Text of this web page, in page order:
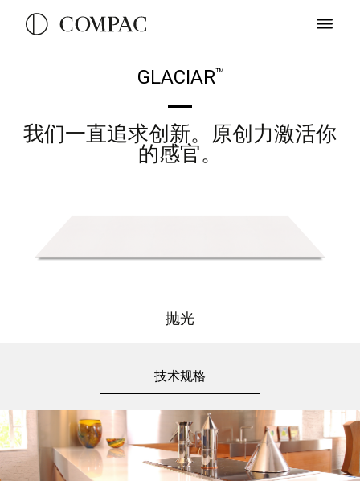
GLACIARTM
我们一直追求创新。原创力激活你
的感官。
抛光
技术规格